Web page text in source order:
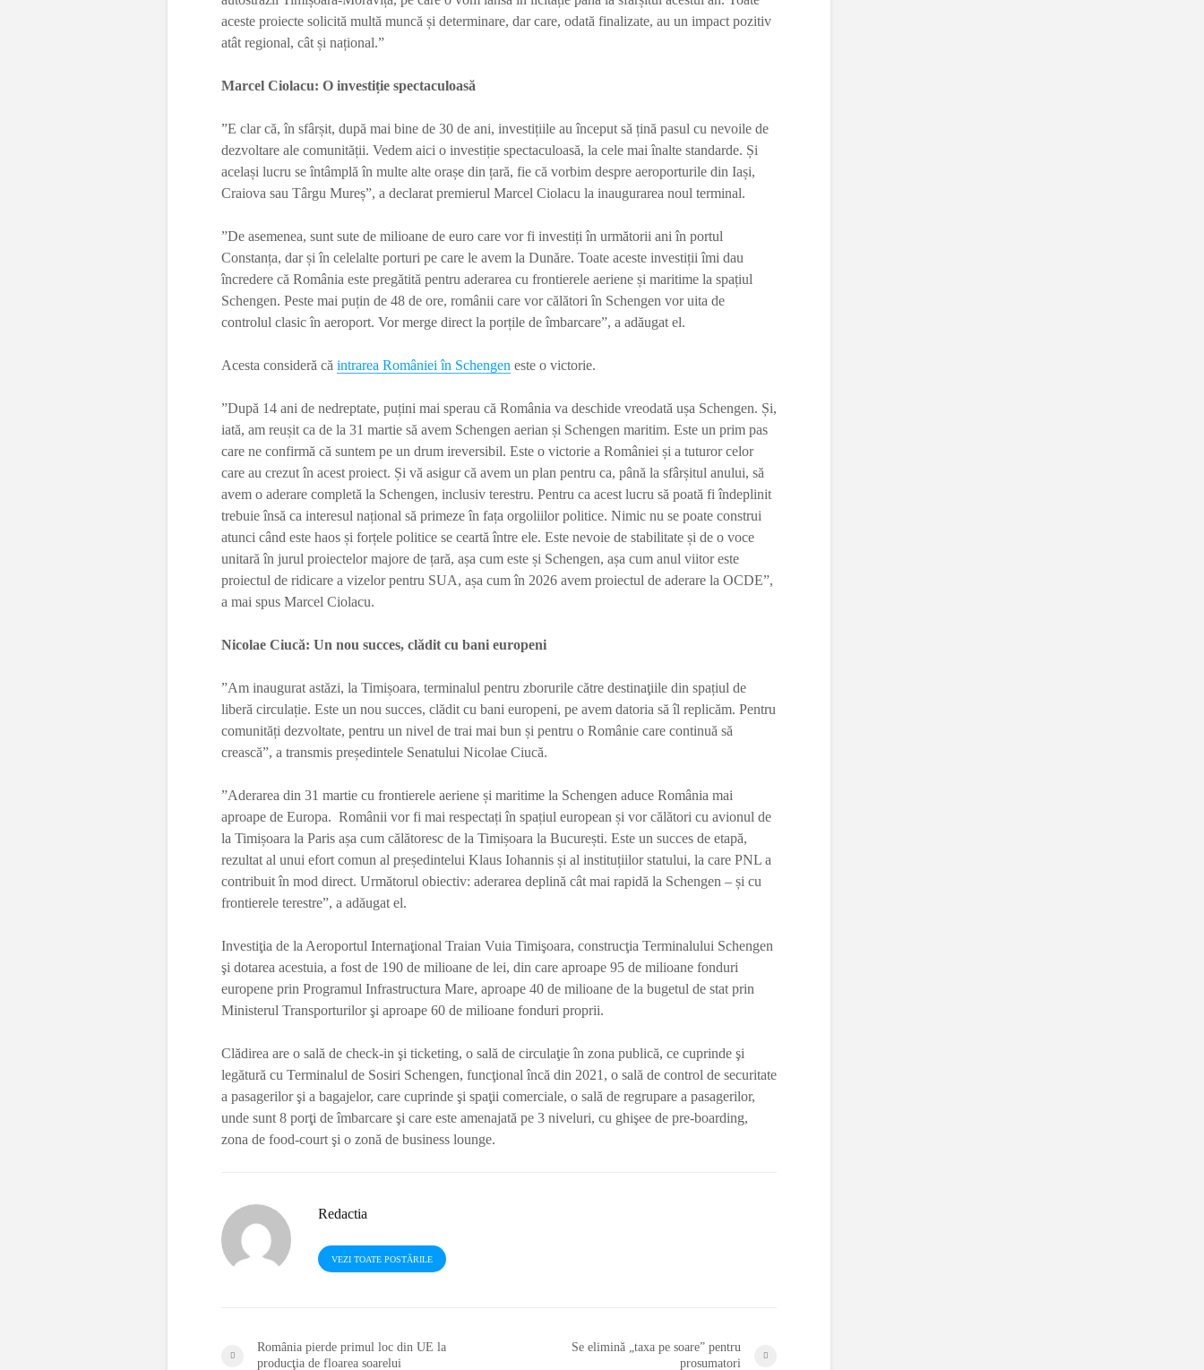
aceste proiecte solicită multă muncă și determinare, dar care, odată finalizate, au un impact pozitiv
atât regional, cât și național.”
Marcel Ciolacu: O investiție spectaculoasă
”E clar că, în sfârșit, după mai bine de 30 de ani, investițiile au început să țină pasul cu nevoile de
dezvoltare ale comunității. Vedem aici o investiție spectaculoasă, la cele mai înalte standarde. Și
același lucru se întâmplă în multe alte orașe din țară, fie că vorbim despre aeroporturile din Iași,
Craiova sau Târgu Mureș”, a declarat premierul Marcel Ciolacu la inaugurarea noul terminal.
”De asemenea, sunt sute de milioane de euro care vor fi investiți în următorii ani în portul
Constanța, dar și în celelalte porturi pe care le avem la Dunăre. Toate aceste investiții îmi dau
încredere că România este pregătită pentru aderarea cu frontierele aeriene și maritime la spațiul
Schengen. Peste mai puțin de 48 de ore, românii care vor călători în Schengen vor uita de
controlul clasic în aeroport. Vor merge direct la porțile de îmbarcare”, a adăugat el.
Acesta consideră că intrarea României în Schengen este o victorie.
”După 14 ani de nedreptate, puțini mai sperau că România va deschide vreodată ușa Schengen. Și,
iată, am reușit ca de la 31 martie să avem Schengen aerian și Schengen maritim. Este un prim pas
care ne confirmă că suntem pe un drum ireversibil. Este o victorie a României și a tuturor celor
care au crezut în acest proiect. Și vă asigur că avem un plan pentru ca, până la sfârșitul anului, să
avem o aderare completă la Schengen, inclusiv terestru. Pentru ca acest lucru să poată fi îndeplinit
trebuie însă ca interesul național să primeze în fața orgoliilor politice. Nimic nu se poate construi
atunci când este haos și forțele politice se ceartă între ele. Este nevoie de stabilitate și de o voce
unitară în jurul proiectelor majore de țară, așa cum este și Schengen, așa cum anul viitor este
proiectul de ridicare a vizelor pentru SUA, așa cum în 2026 avem proiectul de aderare la OCDE”,
a mai spus Marcel Ciolacu.
Nicolae Ciucă: Un nou succes, clădit cu bani europeni
”Am inaugurat astăzi, la Timișoara, terminalul pentru zborurile către destinaţiile din spațiul de
liberă circulație. Este un nou succes, clădit cu bani europeni, pe avem datoria să îl replicăm. Pentru
comunități dezvoltate, pentru un nivel de trai mai bun și pentru o Românie care continuă să
crească”, a transmis președintele Senatului Nicolae Ciucă.
”Aderarea din 31 martie cu frontierele aeriene și maritime la Schengen aduce România mai
aproape de Europa. Românii vor fi mai respectați în spațiul european și vor călători cu avionul de
la Timișoara la Paris așa cum călătoresc de la Timișoara la București. Este un succes de etapă,
rezultat al unui efort comun al președintelui Klaus Iohannis și al instituțiilor statului, la care PNL a
contribuit în mod direct. Următorul obiectiv: aderarea deplină cât mai rapidă la Schengen – și cu
frontierele terestre”, a adăugat el.
Investiţia de la Aeroportul Internaţional Traian Vuia Timişoara, construcţia Terminalului Schengen
şi dotarea acestuia, a fost de 190 de milioane de lei, din care aproape 95 de milioane fonduri
europene prin Programul Infrastructura Mare, aproape 40 de milioane de la bugetul de stat prin
Ministerul Transporturilor şi aproape 60 de milioane fonduri proprii.
Clădirea are o sală de check-in şi ticketing, o sală de circulaţie în zona publică, ce cuprinde şi
legătură cu Terminalul de Sosiri Schengen, funcţional încă din 2021, o sală de control de securitate
a pasagerilor şi a bagajelor, care cuprinde şi spaţii comerciale, o sală de regrupare a pasagerilor,
unde sunt 8 porţi de îmbarcare şi care este amenajată pe 3 niveluri, cu ghişee de pre-boarding,
zona de food-court şi o zonă de business lounge.
Redactia
VEZI TOATE POSTĂRILE
România pierde primul loc din UE la
producţia de floarea soarelui
Se elimină „taxa pe soare” pentru
prosumatori